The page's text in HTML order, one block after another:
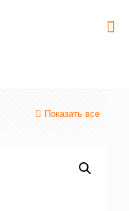
Показать все